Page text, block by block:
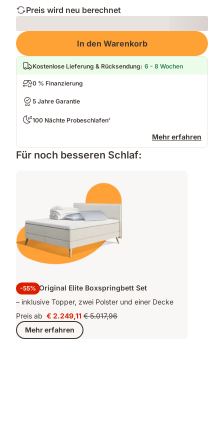
Preis wird neu berechnet
Loading
In den Warenkorb
Kostenlose Lieferung & Rücksendung: 6 - 8 Wochen
0 % Finanzierung
5 Jahre Garantie
100 Nächte Probeschlafen2
Mehr erfahren
Für noch besseren Schlaf:
-55%
Emma Original Elite Boxspringbett Set
– inklusive Topper, zwei Polster und einer Decke
Preis ab Preis
€ 2.249,11
€ 2.249,11 Ursprünglicher
Preis
€ 5.017,96
Mehr erfahren